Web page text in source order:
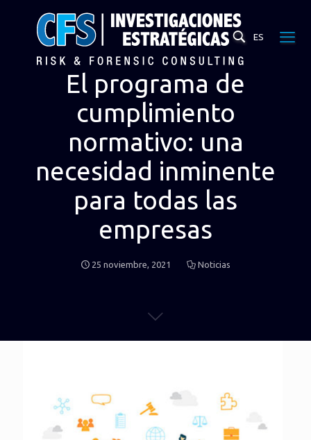
ES
El programa de
cumplimiento
normativo: una
necesidad inminente
para todas las
empresas
25 noviembre, 2021 Noticias